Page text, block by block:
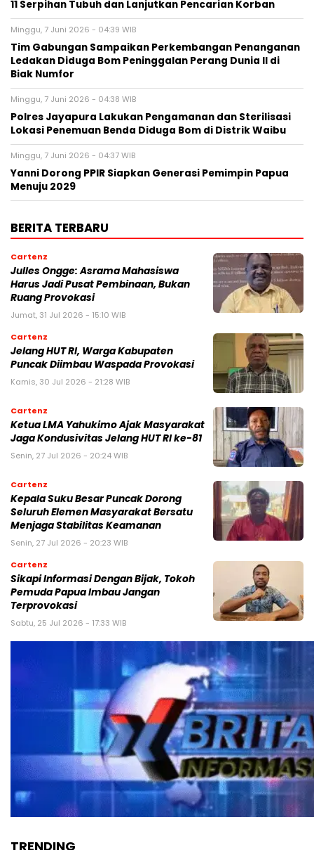
11 Serpihan Tubuh dan Lanjutkan Pencarian Korban
Minggu, 7 Juni 2026 - 04:39 WIB
Tim Gabungan Sampaikan Perkembangan Penanganan
Ledakan Diduga Bom Peninggalan Perang Dunia II di
Biak Numfor
Minggu, 7 Juni 2026 - 04:38 WIB
Polres Jayapura Lakukan Pengamanan dan Sterilisasi
Lokasi Penemuan Benda Diduga Bom di Distrik Waibu
Minggu, 7 Juni 2026 - 04:37 WIB
Yanni Dorong PPIR Siapkan Generasi Pemimpin Papua
Menuju 2029
BERITA TERBARU
Cartenz
Julles Ongge: Asrama Mahasiswa
Harus Jadi Pusat Pembinaan, Bukan
Ruang Provokasi
Jumat, 31 Jul 2026 - 15:10 WIB
Cartenz
Jelang HUT RI, Warga Kabupaten
Puncak Diimbau Waspada Provokasi
Kamis, 30 Jul 2026 - 21:28 WIB
Cartenz
Ketua LMA Yahukimo Ajak Masyarakat
Jaga Kondusivitas Jelang HUT RI ke-81
Senin, 27 Jul 2026 - 20:24 WIB
Cartenz
Kepala Suku Besar Puncak Dorong
Seluruh Elemen Masyarakat Bersatu
Menjaga Stabilitas Keamanan
Senin, 27 Jul 2026 - 20:23 WIB
Cartenz
Sikapi Informasi Dengan Bijak, Tokoh
Pemuda Papua Imbau Jangan
Terprovokasi
Sabtu, 25 Jul 2026 - 17:33 WIB
TRENDING